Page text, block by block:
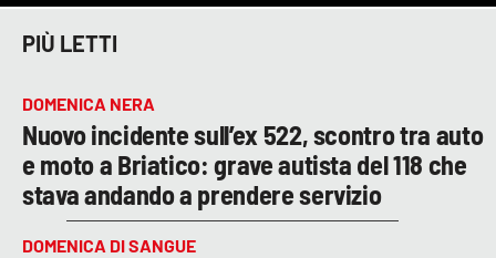
PIÙ LETTI
DOMENICA NERA
Nuovo incidente sull’ex 522, scontro tra auto
e moto a Briatico: grave autista del 118 che
stava andando a prendere servizio
DOMENICA DI SANGUE